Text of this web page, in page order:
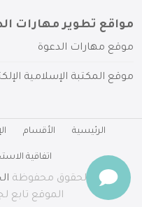
مواقع تطوير مهارات
موقع مهارات الدعوة
موقع المكتبة الإسلامية
الرئيسية الأقسام
اتفاقية
جميع الحقوق محفوظة
الموقع تابع